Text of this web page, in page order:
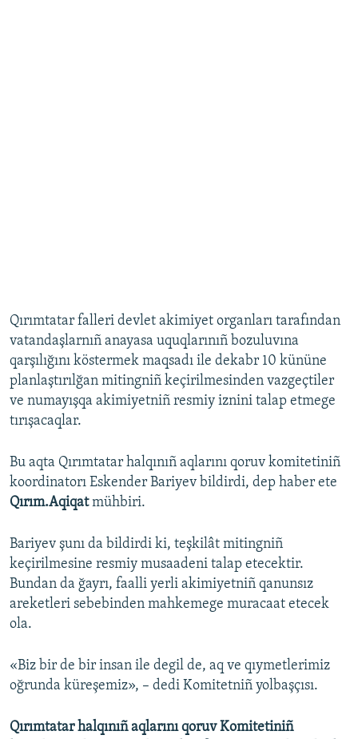
Qırımtatar falleri devlet akimiyet organları tarafından
vatandaşlarnıñ anayasa uquqlarınıñ bozuluvına
qarşılığını köstermek maqsadı ile dekabr 10 kününe
planlaştırılğan mitingniñ keçirilmesinden vazgeçtiler
ve numayışqa akimiyetniñ resmiy iznini talap etmege
tırışacaqlar.
Bu aqta Qırımtatar halqınıñ aqlarını qoruv komitetiniñ
koordinatorı Eskender Bariyev bildirdi, dep haber ete
Qırım.Aqiqatmühbiri.
Bariyev şunı da bildirdi ki, teşkilât mitingniñ
keçirilmesine resmiy musaadeni talap etecektir.
Bundan da ğayrı, faalli yerli akimiyetniñ qanunsız
areketleri sebebinden mahkemege muracaat etecek
ola.
«Biz bir de bir insan ile degil de, aq ve qıymetlerimiz
oğrunda küreşemiz», – dedi Komitetniñ yolbaşçısı.
Qırımtatar halqınıñ aqlarını qoruv Komitetiniñ